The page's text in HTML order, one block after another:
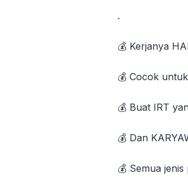
.
💰 Kerjanya
💰 Cocok
💰 Buat IRT
💰 Dan
💰 Semua